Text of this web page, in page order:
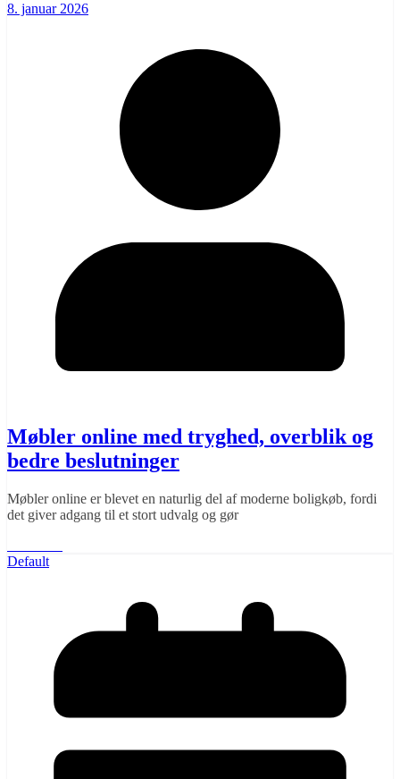
8. januar 2026
Møbler online med tryghed, overblik og
bedre beslutninger
Møbler online er blevet en naturlig del af moderne boligkøb, fordi
det giver adgang til et stort udvalg og gør
Default